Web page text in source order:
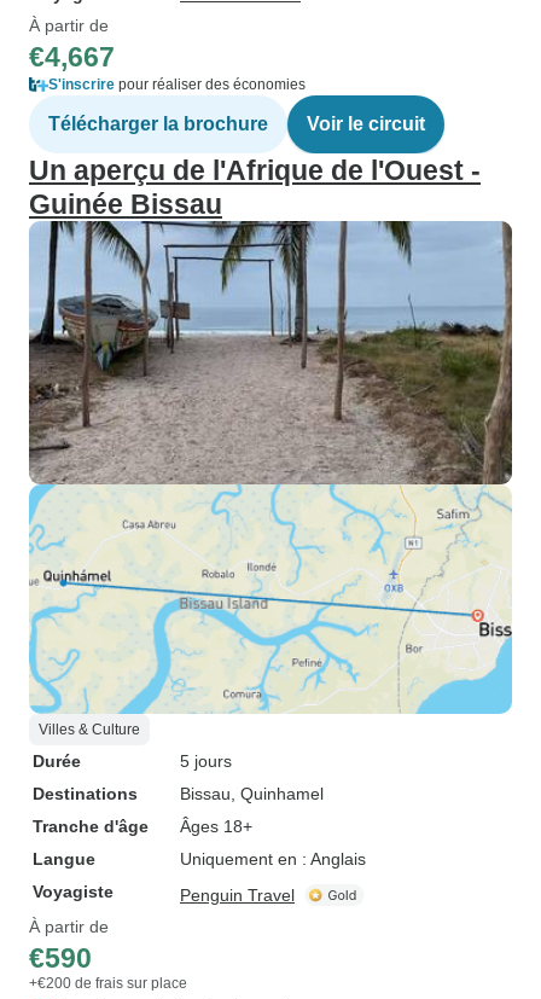
À partir de
€4,667
S'inscrire pour réaliser des économies
Télécharger la brochure Voir le circuit
Un aperçu de l'Afrique de l'Ouest -
Guinée Bissau
Villes & Culture
Durée
5 jours
Destinations
Bissau , Quinhamel
Tranche d'âge
Âges 18+
Langue
Uniquement en : Anglais
Voyagiste
Penguin Travel
À partir de
€590
+€200 de frais sur place